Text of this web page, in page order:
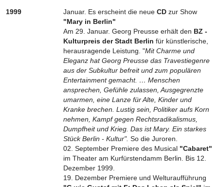
1999 Januar. Es erscheint die neue CD zur Show
"Mary in Berlin"
Am 29. Januar. Georg Preusse erhält den BZ -
Kulturpreis der Stadt Berlin für künstlerische,
herausragende Leistung. "Mit Charme und
Eleganz hat Georg Preusse das Travestiegenre
aus der Subkultur befreit und zum populären
Entertainment gemacht. … Menschen
ansprechen, Gefühle zulassen, Ausgegrenzte
umarmen, eine Lanze für Alte, Kinder und
Kranke brechen. Lustig sein, Politiker aufs Korn
nehmen, Kampf gegen Rechtsradikalismus,
Dumpfheit und Krieg. Das ist Mary. Ein starkes
Stück Berlin - Kultur". So die Juroren.
02. September Premiere des Musical "Cabaret"
im Theater am Kurfürstendamm Berlin. Bis 12.
Dezember 1999.
19. Dezember Premiere und Welturaufführung